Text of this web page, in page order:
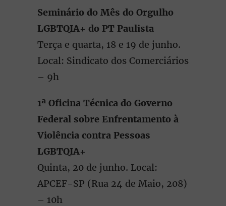
Seminário do Mês do Orgulho
LGBTQIA+ do PT Paulista
Terça e quarta, 18 e 19 de junho.
Local: Sindicato dos Comerciários
– 9h
1ª Oficina Técnica do Governo
Federal sobre Enfrentamento à
Violência contra Pessoas
LGBTQIA+
Quinta, 20 de junho. Local:
APCEF-SP (Rua 24 de Maio, 208)
– 10h